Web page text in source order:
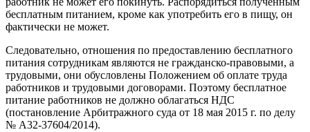
бесплатным питанием, кроме как употребить его в пищу, он
фактически не может.
Следовательно, отношения по предоставлению бесплатного
питания сотрудникам являются не гражданско-правовыми, а
трудовыми, они обусловлены Положением об оплате труда
работников и трудовыми договорами. Поэтому бесплатное
питание работников не должно облагаться НДС
(постановление Арбитражного суда от 18 мая 2015 г. по делу
№ А32-37604/2014).